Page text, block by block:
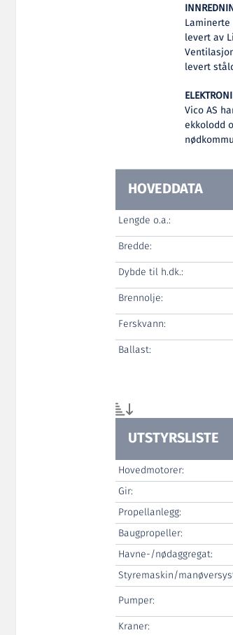
levert av
levert
Vico AS
ekkolodd
HOVEDDATA
Lengde o.a.:
Bredde:
Dybde til h.dk.:
Brennolje:
Ferskvann:
Ballast:
UTSTYRSLISTE
Hovedmotorer:
Gir:
Propellanlegg:
Baugpropeller:
Havne-/nødaggregat:
Styremaskin/
Pumper:
Kraner: